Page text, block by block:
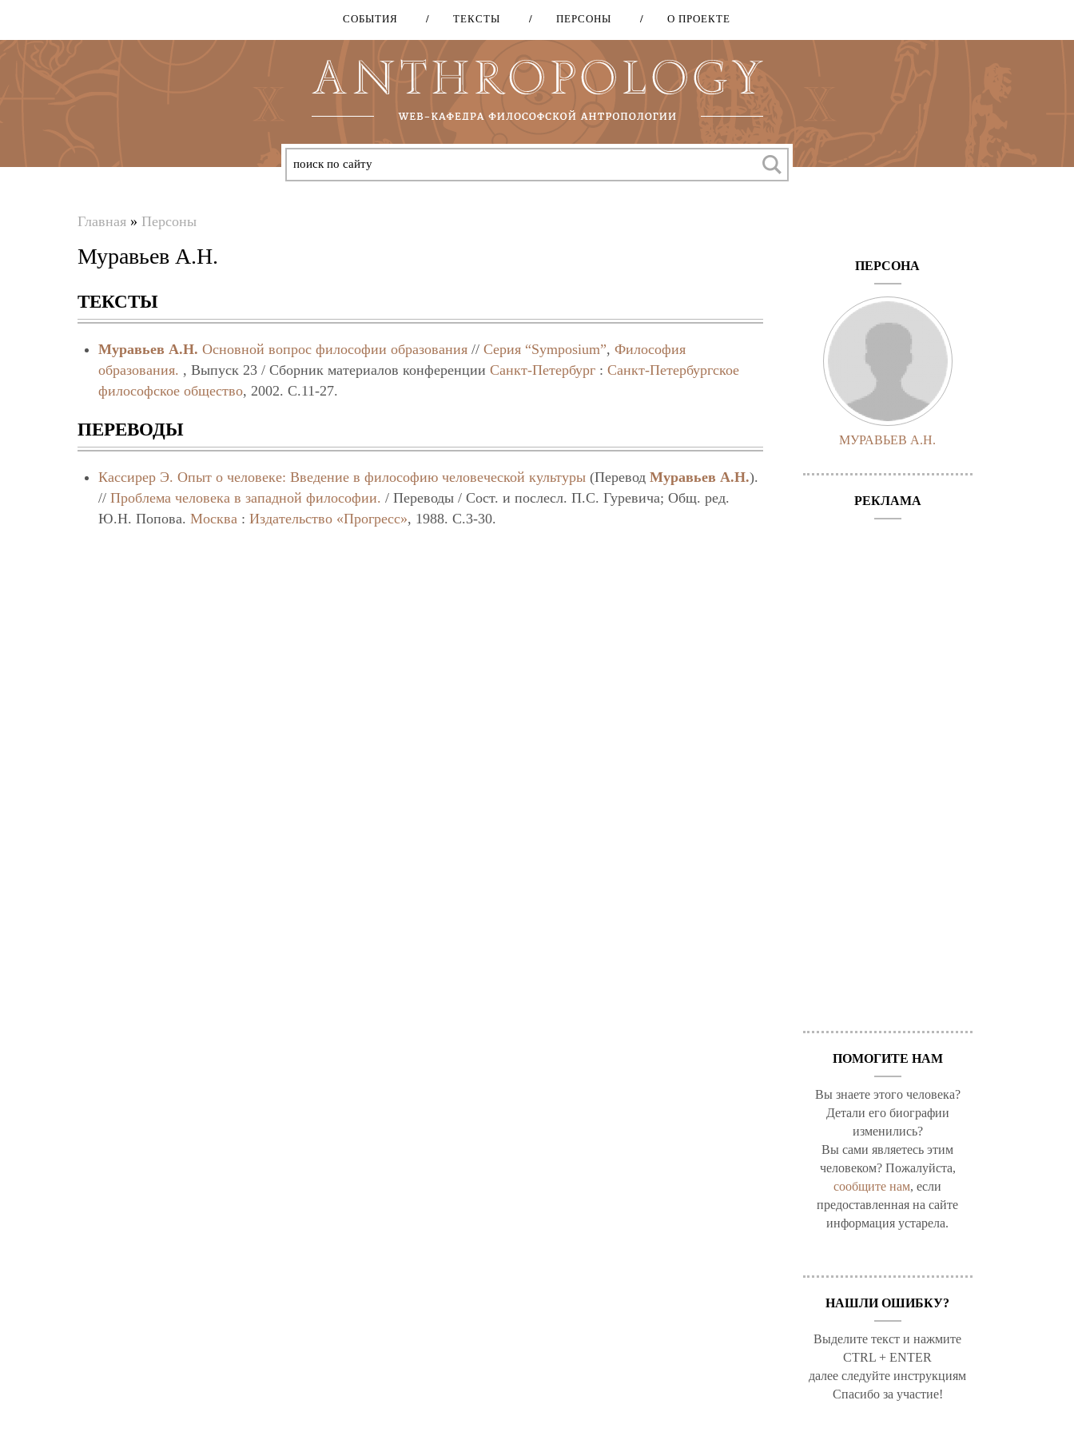
Перейти
основному
содержанию
СОБЫТИЯ ТЕКСТЫ ПЕРСОНЫ О ПРОЕКТЕ
здесь
Главная » Персоны
Муравьев А.Н.
ТЕКСТЫ
Муравьев А.Н. Основной вопрос философии образования //Серия “Symposium”,Философия
образования. , Выпуск 23 / Сборник материалов конференцииСанкт-Петербург :Санкт-Петербургское
философское общество, 2002. C.11-27.
ПЕРЕВОДЫ
Кассирер Э. Опыт о человеке: Введение в философию человеческой культуры (ПереводМуравьев А.Н.).
//Проблема человека в западной философии. / Переводы / Сост. и послесл. П.С. Гуревича; Общ. ред.
Ю.Н. Попова.Москва :Издательство «Прогресс», 1988. C.3-30.
ПЕРСОНА
МУРАВЬЕВ А.Н.
РЕКЛАМА
ПОМОГИТЕ НАМ
Вы знаете этого человека?
Детали его биографии
изменились?
Вы сами являетесь этим
человеком? Пожалуйста,
сообщите нам, если
предоставленная на сайте
информация устарела.
НАШЛИ ОШИБКУ?
Выделите текст и нажмите
CTRL + ENTER
далее следуйте инструкциям
Спасибо за участие!